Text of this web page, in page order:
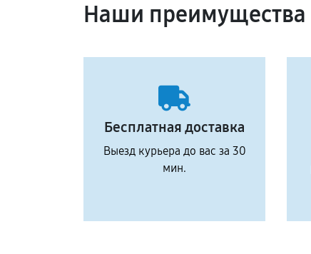
Наши преимущества
Бесплатная доставка
Выезд курьера до вас за 30
мин.